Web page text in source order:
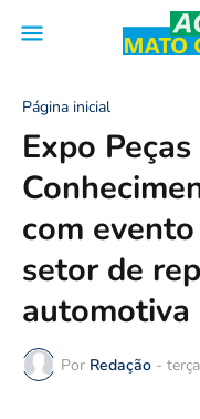
Página inicial
Expo
com
setor de
automotiva
Por Redação -